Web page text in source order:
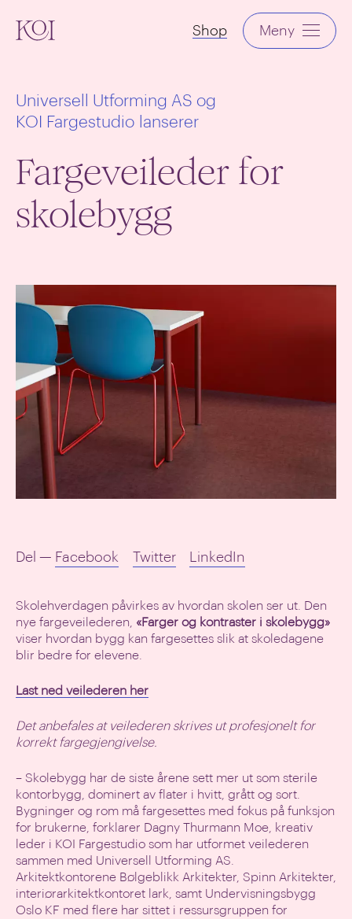
KOI Shop Meny
Universell Utforming AS og
KOI Fargestudio lanserer
Fargeveileder for
skolebygg
Del — Facebook Twitter LinkedIn
Skolehverdagen påvirkes av hvordan skolen ser ut. Den
nye fargeveilederen, «Farger og kontraster i skolebygg»
viser hvordan bygg kan fargesettes slik at skoledagene
blir bedre for elevene.
Last ned veilederen her
Det anbefales at veilederen skrives ut profesjonelt for
korrekt fargegjengivelse.
– Skolebygg har de siste årene sett mer ut som sterile
kontorbygg, dominert av flater i hvitt, grått og sort.
Bygninger og rom må fargesettes med fokus på funksjon
for brukerne, forklarer Dagny Thurmann Moe, kreativ
leder i KOI Fargestudio som har utformet veilederen
sammen med Universell Utforming AS.
Arkitektkontorene Bølgeblikk Arkitekter, Spinn Arkitekter,
interiørarkitektkontoret lark, samt Undervisningsbygg
Oslo KF med flere har sittet i ressursgruppen for